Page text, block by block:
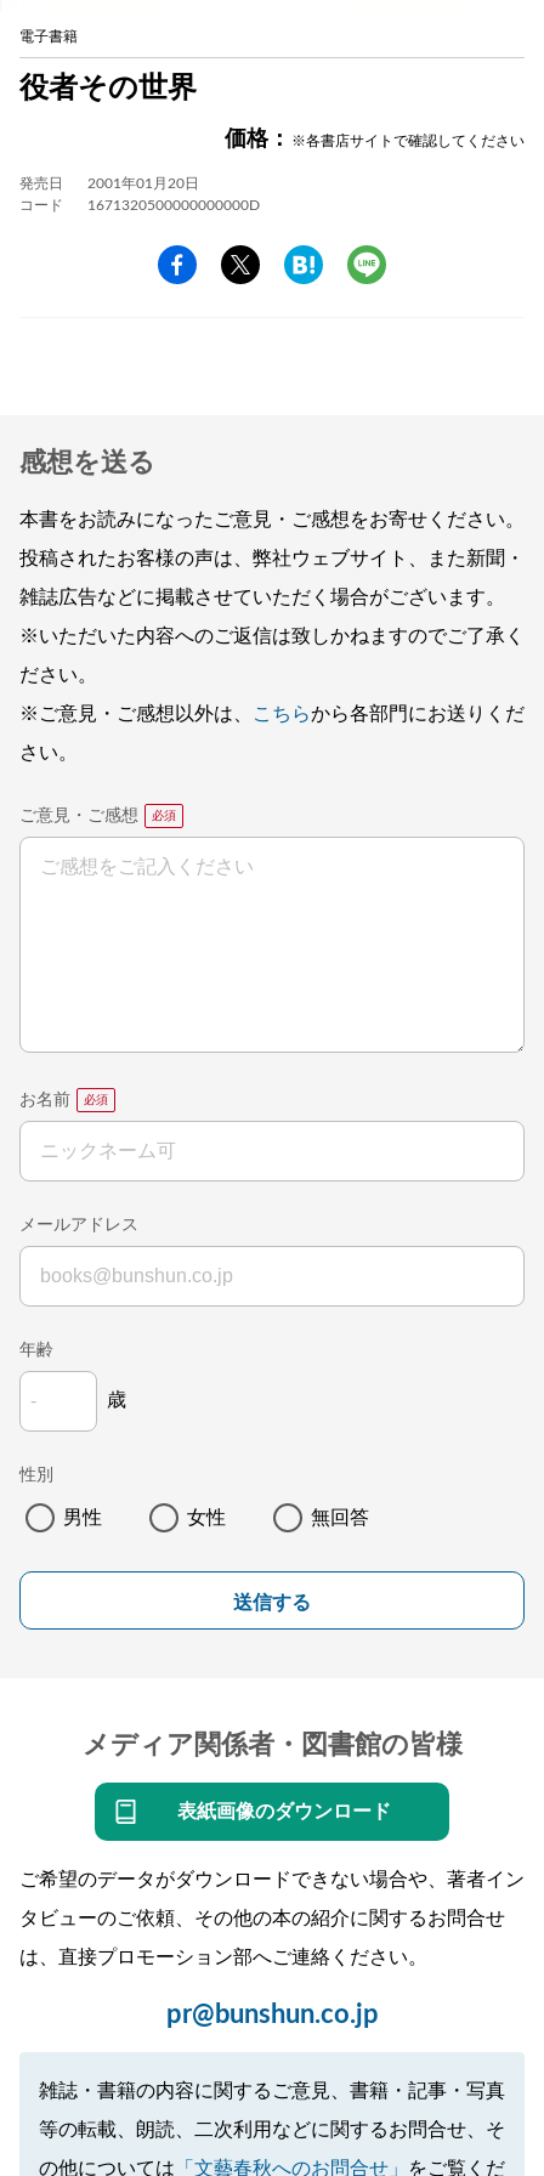
電子書籍
役者その世界
価格： ※各書店サイトで確認してください
発売日
2001年01月20日
コード
1671320500000000000D
感想を送る
本書をお読みになったご意見・ご感想をお寄せください。
投稿されたお客様の声は、弊社ウェブサイト、また新聞・
雑誌広告などに掲載させていただく場合がございます。
※いただいた内容へのご返信は致しかねますのでご了承く
ださい。
※ご意見・ご感想以外は、
こちらから各部門にお送りくだ
さい。
ご意見・ご感想
お名前
メールアドレス
年齢
歳
性別
男性 女性 無回答
送信する
メディア関係者・図書館の皆様
表紙画像のダウンロード
ご希望のデータがダウンロードできない場合や、著者イン
タビューのご依頼、その他の本の紹介に関するお問合せ
は、直接プロモーション部へご連絡ください。
pr@bunshun.co.jp
雑誌・書籍の内容に関するご意見、書籍・記事・写真
等の転載、朗読、二次利用などに関するお問合せ、そ
の他については 「文藝春秋へのお問合せ」 をご覧くだ